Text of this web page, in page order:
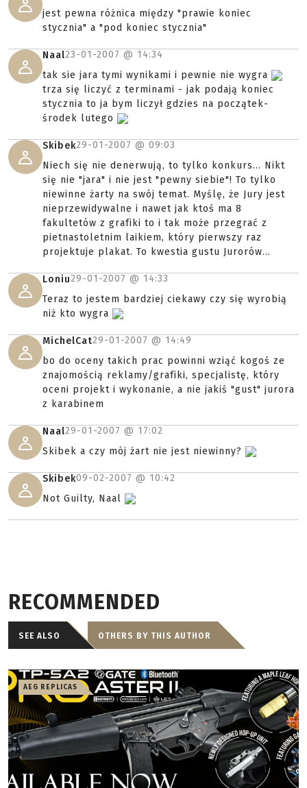
jest pewna różnica między "prawie koniec
stycznia" a "pod koniec stycznia"
Naal23-01-2007 @ 14:34
tak sie jara tymi wynikami i pewnie nie wygra
trza się liczyć z terminami - jak podają koniec
stycznia to ja bym liczył gdzies na początek-
środek lutego
Skibek29-01-2007 @ 09:03
Niech się nie denerwują, to tylko konkurs... Nikt
się nie "jara" i nie jest "pewny siebie"! To tylko
niewinne żarty na swój temat. Myślę, że Jury jest
nieprzewidywalne i nawet jak ktoś ma 8
fakultetów z grafiki to i tak może przegrać z
pietnastoletnim laikiem, który pierwszy raz
projektuje plakat. To kwestia gustu Jurorów...
Loniu29-01-2007 @ 14:33
Teraz to jestem bardziej ciekawy czy się wyrobią
niż kto wygra
MichelCat29-01-2007 @ 14:49
bo do oceny takich prac powinni wziąć kogoś ze
znajomością reklamy/grafiki, specjalistę, który
oceni projekt i wykonanie, a nie jakiś "gust" jurora
z karabinem
Naal29-01-2007 @ 17:02
Skibek a czy mój żart nie jest niewinny?
Skibek09-02-2007 @ 10:42
Not Guilty, Naal
RECOMMENDED
SEE ALSO OTHERS BY THIS AUTHOR
AEG REPLICAS